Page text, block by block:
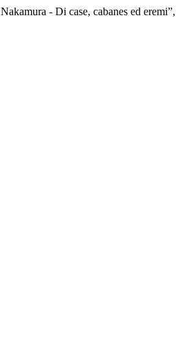
- Di case, cabanes ed